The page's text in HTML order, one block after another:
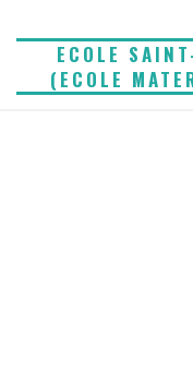
content
ECOLE
(ECOLE